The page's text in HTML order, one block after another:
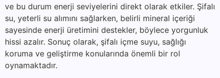
ve bu durum enerji seviyelerini direkt olarak etkiler. Şifalı
su, yeterli su alımını sağlarken, belirli mineral içeriği
sayesinde enerji üretimini destekler, böylece yorgunluk
hissi azalır. Sonuç olarak, şifalı içme suyu, sağlığı
koruma ve geliştirme konularında önemli bir rol
oynamaktadır.